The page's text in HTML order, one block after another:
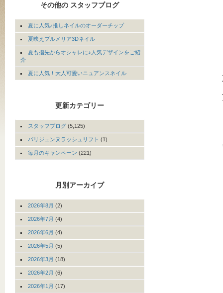
その他の スタッフブログ
夏に人気♪推しネイルのオーダーチップ
夏映えプルメリア3Dネイル
夏も指先からオシャレに♪人気デザインをご紹
介
夏に人気！大人可愛いニュアンスネイル
更新カテゴリー
スタッフブログ (5,125)
パリジェンヌラッシュリフト (1)
毎月のキャンペーン (221)
月別アーカイブ
2026年8月 (2)
2026年7月 (4)
2026年6月 (4)
2026年5月 (5)
2026年3月 (18)
2026年2月 (6)
2026年1月 (17)